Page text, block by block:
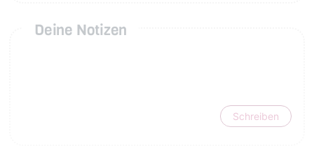
Deine Notizen
Schreiben